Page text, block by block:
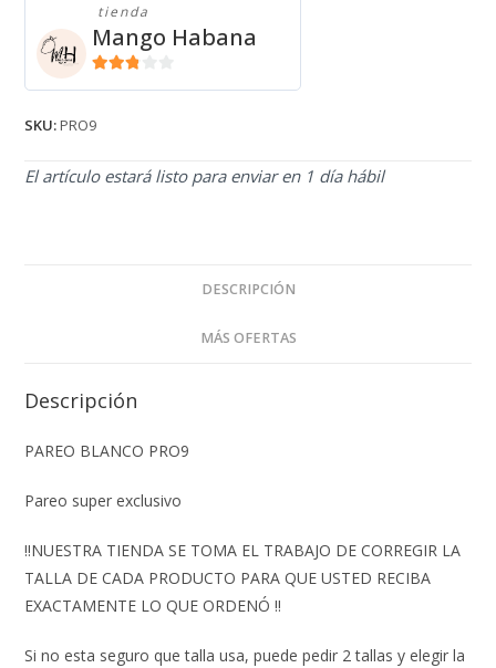
tienda
Mango Habana
SKU:PRO9
El artículo estará listo para enviar en 1 día hábil
DESCRIPCIÓN
MÁS OFERTAS
Descripción
PAREO BLANCO PRO9
Pareo super exclusivo
‼️NUESTRA TIENDA SE TOMA EL TRABAJO DE CORREGIR LA
TALLA DE CADA PRODUCTO PARA QUE USTED RECIBA
EXACTAMENTE LO QUE ORDENÓ ‼️
Si no esta seguro que talla usa, puede pedir 2 tallas y elegir la